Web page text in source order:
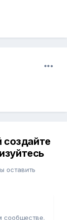
оставить
сообществе.